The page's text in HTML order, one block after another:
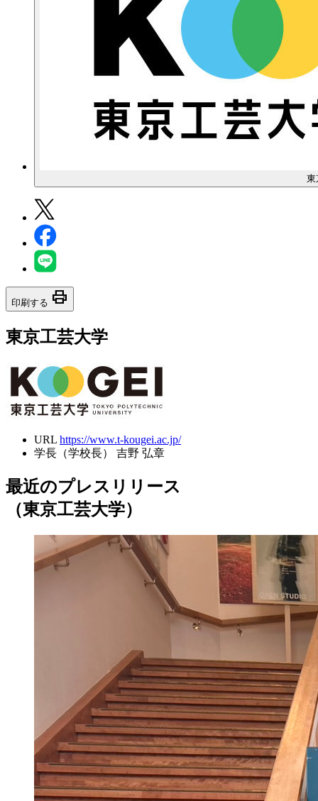
東
印刷する print
東京工芸大学
URL https://www.t-kougei.ac.jp/
学長（学校長）
吉野 弘章
最近のプレスリリース
（東京工芸大学）